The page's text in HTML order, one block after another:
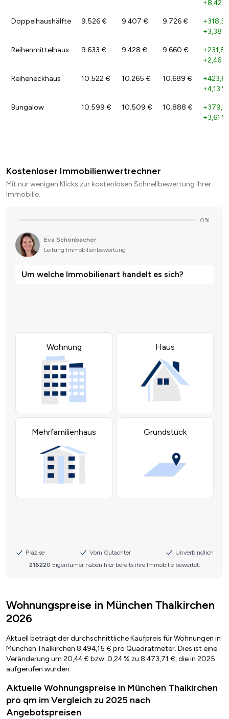
+8,42 %
Doppelhaushälfte 9.526 € 9.407 € 9.726 €
+3,38 %
Reihenmittelhaus 9.633 € 9.428 € 9.660 €
+2,46 %
Reiheneckhaus 10.522 € 10.265 € 10.689 €
+4,13 %
Bungalow 10.599 € 10.509 € 10.888 €
+3,61 %
Kostenloser Immobilienwertrechner
Mit nur wenigen Klicks zur kostenlosen Schnellbewertung Ihrer
Immobilie.
Wohnungspreise in München Thalkirchen
2026
Aktuell beträgt der durchschnittliche Kaufpreis für Wohnungen in
München Thalkirchen 8.494,15 € pro Quadratmeter. Dies ist eine
Veränderung um 20,44 € bzw. 0,24 % zu 8.473,71 €, die in 2025
aufgerufen wurden.
Aktuelle Wohnungspreise in München Thalkirchen
pro qm im Vergleich zu 2025 nach
Angebotspreisen